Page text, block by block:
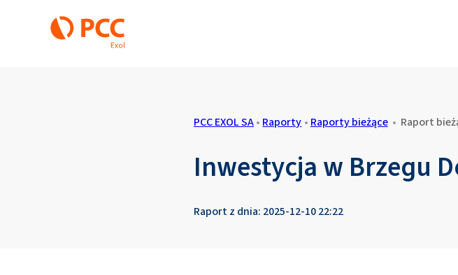
PCC EXOL SA• Raporty • Raporty bieżące • Raport
Inwestycja w Brzegu
Raport z dnia: 2025-12-10 22:22